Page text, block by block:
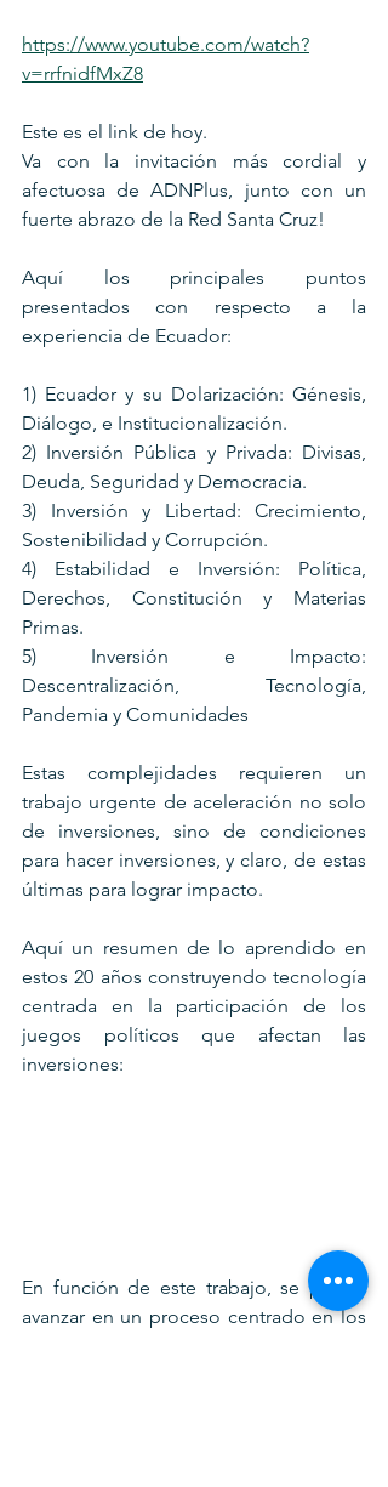
https://www.youtube.com/watch?
v=rrfnidfMxZ8
Este es el link de hoy.
Va con la invitación más cordial y
afectuosa de ADNPlus, junto con un
fuerte abrazo de la Red Santa Cruz!
Aquí los principales puntos
presentados con respecto a la
experiencia de Ecuador:
1) Ecuador y su Dolarización: Génesis,
Diálogo, e Institucionalización.
2) Inversión Pública y Privada: Divisas,
Deuda, Seguridad y Democracia.
3) Inversión y Libertad: Crecimiento,
Sostenibilidad y Corrupción.
4) Estabilidad e Inversión: Política,
Derechos, Constitución y Materias
Primas.
5) Inversión e Impacto:
Descentralización, Tecnología,
Pandemia y Comunidades
Estas complejidades requieren un
trabajo urgente de aceleración no solo
de inversiones, sino de condiciones
para hacer inversiones, y claro, de estas
últimas para lograr impacto.
Aquí un resumen de lo aprendido en
estos 20 años construyendo tecnología
centrada en la participación de los
juegos políticos que afectan las
inversiones:
En función de este trabajo, se puede
avanzar en un proceso centrado en los